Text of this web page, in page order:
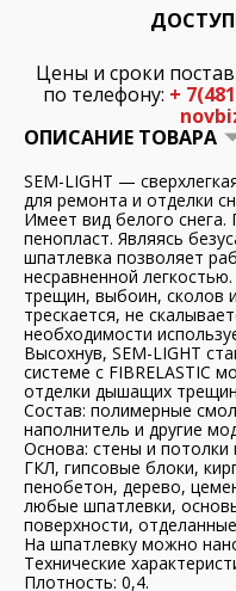
Цены и сроки
по телефону: +
ОПИСАНИЕ ТОВАРА
SEM-LIGHT —
для ремонта и отделки
Имеет вид белого
пенопласт. Являясь
шпатлевка позволяет
несравненной
трещин, выбоин, сколов
трескается, не
необходимости
Высохнув, SEM-LIGHT
системе с FIBRELASTIC
отделки дышащих
Состав: полимерные
наполнитель и другие
Основа: стены и
ГКЛ, гипсовые блоки,
пенобетон, дерево,
любые шпатлевки,
поверхности,
На шпатлевку можно
Технические
Плотность: 0,4.